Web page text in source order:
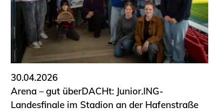
30.04.2026
Arena – gut überDACHt: Junior.ING-
Landesfinale im Stadion an der Hafenstraße